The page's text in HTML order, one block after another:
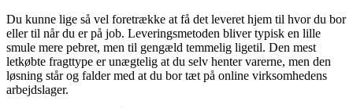
Du kunne lige så vel foretrække at få det leveret hjem til hvor du bor
eller til når du er på job. Leveringsmetoden bliver typisk en lille
smule mere pebret, men til gengæld temmelig ligetil. Den mest
letkøbte fragttype er unægtelig at du selv henter varerne, men den
løsning står og falder med at du bor tæt på online virksomhedens
arbejdslager.